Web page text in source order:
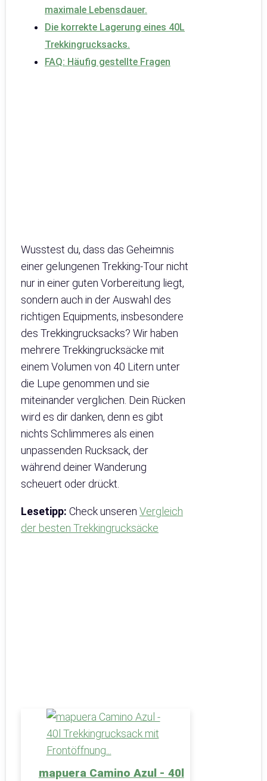
maximale Lebensdauer.
Die korrekte Lagerung eines 40L
Trekkingrucksacks.
FAQ: Häufig gestellte Fragen
Wusstest du, dass das Geheimnis
einer gelungenen Trekking-Tour nicht
nur in einer guten Vorbereitung liegt,
sondern auch in der Auswahl des
richtigen Equipments, insbesondere
des Trekkingrucksacks? Wir haben
mehrere Trekkingrucksäcke mit
einem Volumen von 40 Litern unter
die Lupe genommen und sie
miteinander verglichen. Dein Rücken
wird es dir danken, denn es gibt
nichts Schlimmeres als einen
unpassenden Rucksack, der
während deiner Wanderung
scheuert oder drückt.
Lesetipp: Check unseren Vergleich
der besten Trekkingrucksäcke
mapuera Camino Azul - 40l